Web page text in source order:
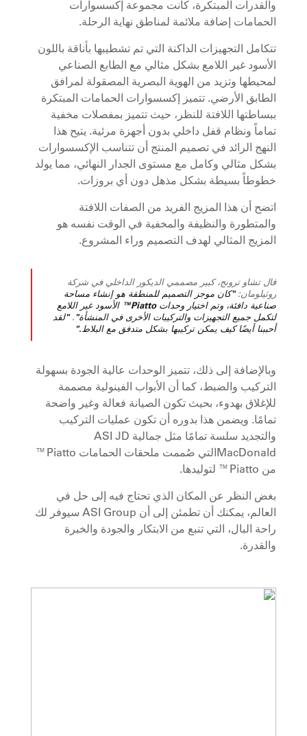
والقدرات المبتكرة، كانت مجموعة إكسسوارات
الحمامات إضافة ملائمة لمناطق نهاية الرحلة.
تتكامل التجهيزات الداكنة التي تم تشطيبها بأناقة باللون
الأسود غير اللامع بشكل مثالي مع الطابع الصناعي
لمحيطها وتزيد من الهوية البصرية المصقولة لمرافق
الطابق الأرضي. تتميز إكسسوارات الحمامات المبتكرة
ببساطتها اللافتة للنظر، حيث تتميز بمفصلات مخفية
تماماً ونظام قفل داخلي بدون أجهزة مرئية. يتيح هذا
النهج الرائد في تصميم المنتج أن تتناسب الإكسسوارات
بشكل مثالي وكامل مع مستوى الجدار النهائي، مما يولد
خطوطاً بسيطة بشكل مذهل دون أي بروزات.
اتضح أن هذا المزيج الفريد من الصفات اللافتة
والمتطورة والنظيفة والمخفية في الوقت نفسه هو
المزيج المثالي لهدف التصميم وراء المشروع.
قال تشاو ترونج، كبير مصممي الديكور الداخلي في شركة
روثيلومان:"كان موجز التصميم للمنطقة هو إنشاء مساحة
صناعية دافئة، وتم اختيار وحدات Piatto™ الأسود غير اللامع
لتكمل جميع التجهيزات والتركيبات الأخرى في المنشأة"."لقد
أحببنا أيضًا كيف يمكن تركيبها بشكل متدفق مع البلاط."
وبالإضافة إلى ذلك، تتميز الوحدات عالية الجودة بسهولة
التركيب والضبط، كما أن الأبواب الفينولية مصممة
للإغلاق بهدوء، بحيث تكون الصيانة فعالة وغير واضحة
تمامًا. ويضمن هذا بدوره أن تكون عمليات التركيب
والتجديد سلسة تمامًا مثل جمالية ASI JD
MacDonaldالتي صُممت ملحقات الحمامات Piatto™
من Piatto™ لتوليدها.
بغض النظر عن المكان الذي تحتاج فيه إلى حل في
العالم، يمكنك أن تطمئن إلى أن ASI Group سيوفر لك
راحة البال، التي تنبع من الابتكار والجودة والخبرة
والقدرة.